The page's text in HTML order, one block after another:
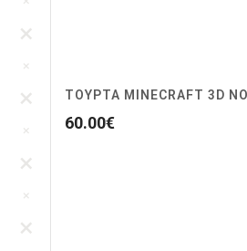
ΤΟΥΡΤΑ MINECRAFT 3D
60.00€